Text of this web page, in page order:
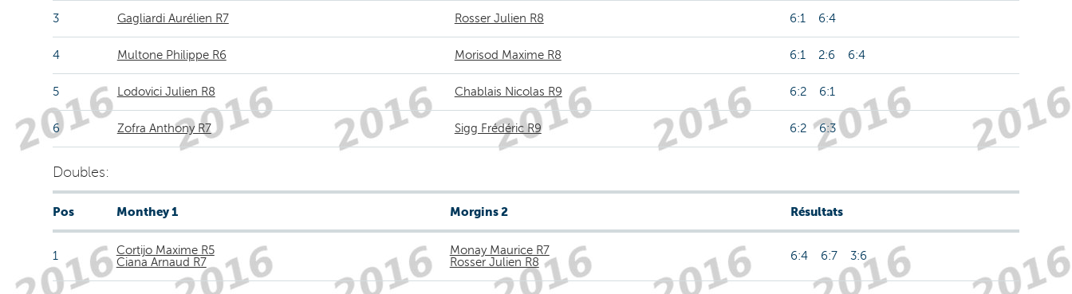
3 Gagliardi Aurélien R7 Rosser Julien R8 6:1 6:4
4 Multone Philippe R6 Morisod Maxime R8 6:1 2:6 6:4
5 Lodovici Julien R8 Chablais Nicolas R9 6:2 6:1
6 Zofra Anthony R7 Sigg Frédéric R9 6:2 6:3
Doubles:
Pos Monthey 1 Morgins 2 Résultats
1
Cortijo Maxime R5
Ciana Arnaud R7
Monay Maurice R7
Rosser Julien R8
6:4 6:7 3:6